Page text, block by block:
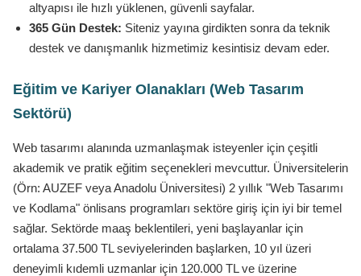
altyapısı ile hızlı yüklenen, güvenli sayfalar.
365 Gün Destek: Siteniz yayına girdikten sonra da teknik
destek ve danışmanlık hizmetimiz kesintisiz devam eder.
Eğitim ve Kariyer Olanakları (Web Tasarım
Sektörü)
Web tasarımı alanında uzmanlaşmak isteyenler için çeşitli
akademik ve pratik eğitim seçenekleri mevcuttur. Üniversitelerin
(Örn: AUZEF veya Anadolu Üniversitesi) 2 yıllık "Web Tasarımı
ve Kodlama" önlisans programları sektöre giriş için iyi bir temel
sağlar. Sektörde maaş beklentileri, yeni başlayanlar için
ortalama 37.500 TL seviyelerinden başlarken, 10 yıl üzeri
deneyimli kıdemli uzmanlar için 120.000 TL ve üzerine